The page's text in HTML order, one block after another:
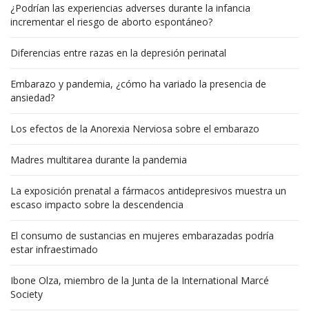
¿Podrían las experiencias adverses durante la infancia
incrementar el riesgo de aborto espontáneo?
Diferencias entre razas en la depresión perinatal
Embarazo y pandemia, ¿cómo ha variado la presencia de
ansiedad?
Los efectos de la Anorexia Nerviosa sobre el embarazo
Madres multitarea durante la pandemia
La exposición prenatal a fármacos antidepresivos muestra un
escaso impacto sobre la descendencia
El consumo de sustancias en mujeres embarazadas podría
estar infraestimado
Ibone Olza, miembro de la Junta de la International Marcé
Society